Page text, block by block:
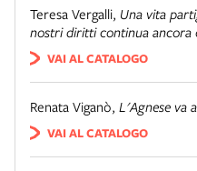
Teresa Vergalli, Una vita
nostri diritti continua ancora
VAI AL CATALOGO
Renata Viganò, L'Agnese va
VAI AL CATALOGO